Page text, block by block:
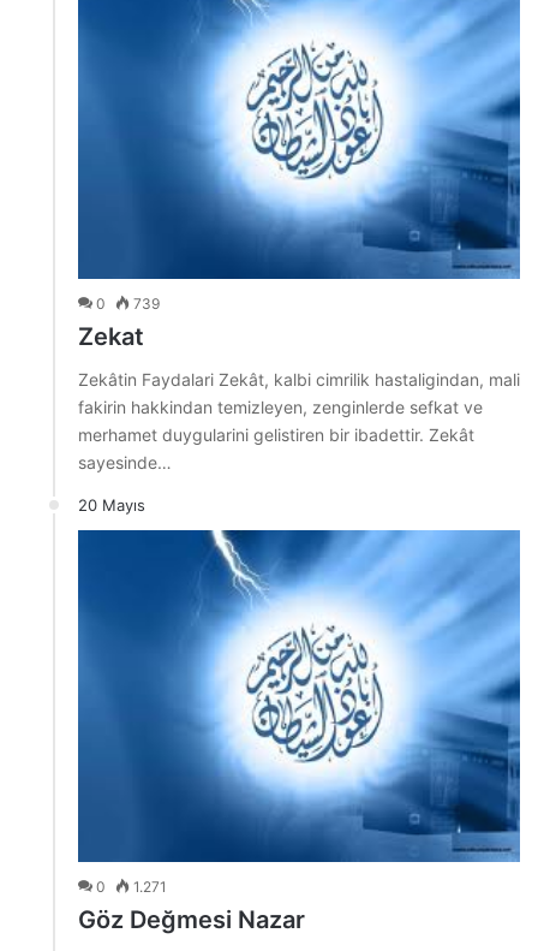
0 739
Zekat
Zekâtin Faydalari Zekât, kalbi cimrilik hastaligindan, mali
fakirin hakkindan temizleyen, zenginlerde sefkat ve
merhamet duygularini gelistiren bir ibadettir. Zekât
sayesinde…
20 Mayıs
0 1.271
Göz Değmesi Nazar